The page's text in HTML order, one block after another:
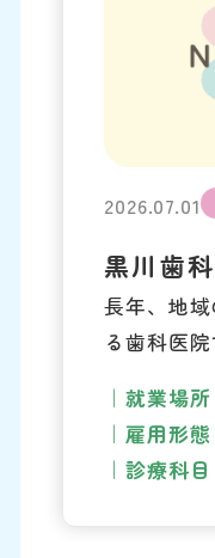
2026.07.01
黒川歯
長年、地
る歯科医院
就業場所
雇用形態
診療科目